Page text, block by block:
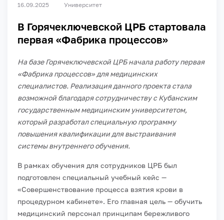
16.09.2025 Университет
В Горячеключевской ЦРБ стартовала
первая «Фабрика процессов»
На базе Горячеключевской ЦРБ начала работу первая
«Фабрика процессов» для медицинских
специалистов. Реализация данного проекта стала
возможной благодаря сотрудничеству с Кубанским
государственным медицинским университетом,
который разработал специальную программу
повышения квалификации для выстраивания
системы внутреннего обучения.
В рамках обучения для сотрудников ЦРБ был
подготовлен специальный учебный кейс —
«Совершенствование процесса взятия крови в
процедурном кабинете». Его главная цель — обучить
медицинский персонал принципам бережливого